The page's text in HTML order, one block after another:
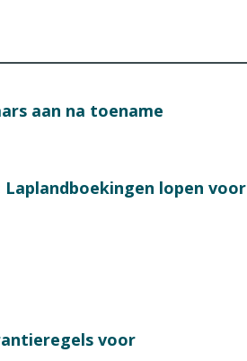
aan na toename
lopen voor
voor